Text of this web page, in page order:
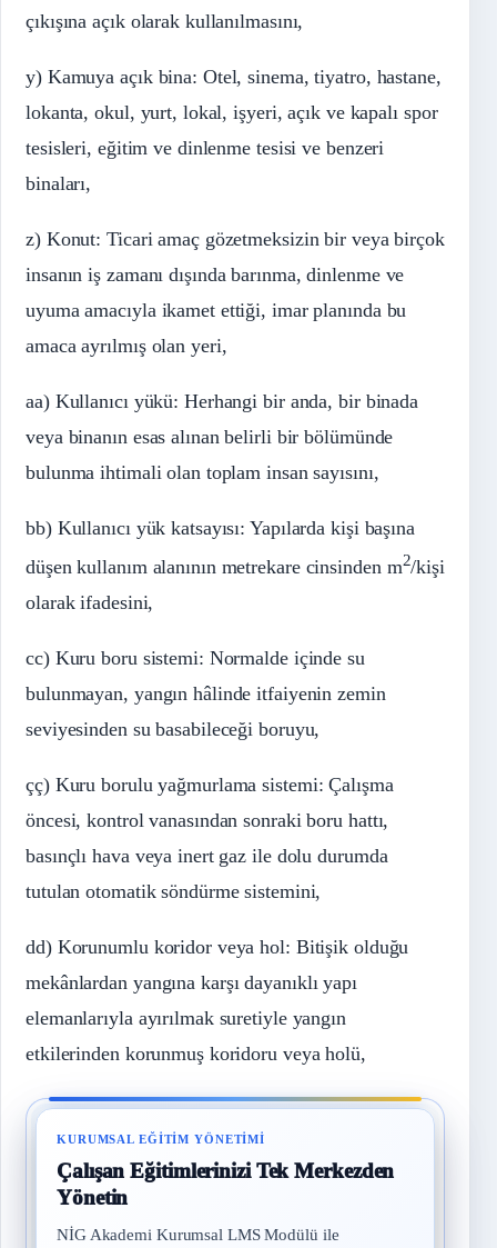
çıkışına açık olarak kullanılmasını,
y) Kamuya açık bina: Otel, sinema, tiyatro, hastane,
lokanta, okul, yurt, lokal, işyeri, açık ve kapalı spor
tesisleri, eğitim ve dinlenme tesisi ve benzeri
binaları,
z) Konut: Ticari amaç gözetmeksizin bir veya birçok
insanın iş zamanı dışında barınma, dinlenme ve
uyuma amacıyla ikamet ettiği, imar planında bu
amaca ayrılmış olan yeri,
aa) Kullanıcı yükü: Herhangi bir anda, bir binada
veya binanın esas alınan belirli bir bölümünde
bulunma ihtimali olan toplam insan sayısını,
bb) Kullanıcı yük katsayısı: Yapılarda kişi başına
düşen kullanım alanının metrekare cinsinden m2/kişi
olarak ifadesini,
cc) Kuru boru sistemi: Normalde içinde su
bulunmayan, yangın hâlinde itfaiyenin zemin
seviyesinden su basabileceği boruyu,
çç) Kuru borulu yağmurlama sistemi: Çalışma
öncesi, kontrol vanasından sonraki boru hattı,
basınçlı hava veya inert gaz ile dolu durumda
tutulan otomatik söndürme sistemini,
dd) Korunumlu koridor veya hol: Bitişik olduğu
mekânlardan yangına karşı dayanıklı yapı
elemanlarıyla ayırılmak suretiyle yangın
etkilerinden korunmuş koridoru veya holü,
KURUMSAL EĞITIM YÖNETIMI
Çalışan Eğitimlerinizi Tek Merkezden
Yönetin
NİG Akademi Kurumsal LMS Modülü ile